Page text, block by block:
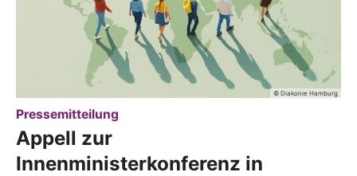
© Diakonie Hamburg
Pressemitteilung
Appell zur
Innenministerkonferenz in